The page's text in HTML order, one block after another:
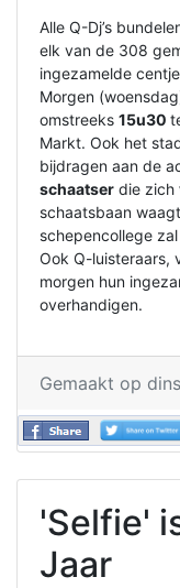
Alle Q-Dj’s
elk van de 308
ingezamelde
Morgen
omstreeks 15u30
Markt. Ook het
bijdragen aan de
schaatser die zich
schaatsbaan
schepencollege
Ook Q-luisteraars,
morgen hun
overhandigen.
Gemaakt op
'Selfie'
Jaar